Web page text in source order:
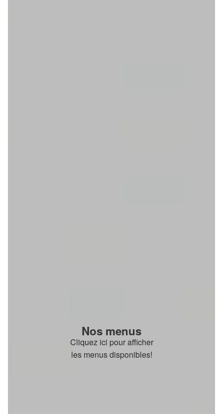
Nos menus
Cliquez ici pour afficher
les menus disponibles!